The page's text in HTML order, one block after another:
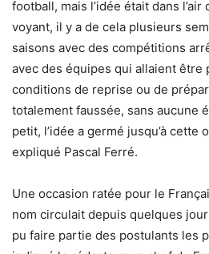
football, mais l’idée était dans
voyant, il y a de cela plusieurs
saisons avec des compétitions
avec des équipes qui allaient être
conditions de reprise ou de
totalement faussée, sans aucune
petit, l’idée a germé jusqu’à cette
expliqué Pascal Ferré.
Une occasion ratée pour le
nom circulait depuis quelques
pu faire partie des postulants les